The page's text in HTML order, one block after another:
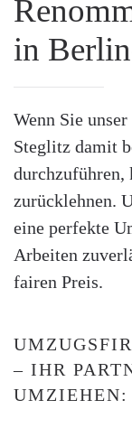
in
Wenn Sie
Steglitz damit
durchzuführen,
zurücklehnen.
eine perfekte
Arbeiten
fairen Preis.
– IHR
UMZIEHEN: